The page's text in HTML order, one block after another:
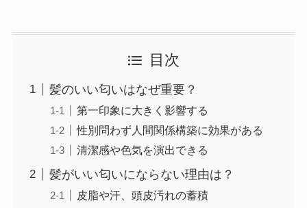
目次
髪のいい匂いはなぜ重要？
第一印象に大きく影響する
性別問わず人間関係構築に効果がある
清潔感や色気を演出できる
髪がいい匂いにならない理由は？
皮脂や汗、頭皮汚れの蓄積